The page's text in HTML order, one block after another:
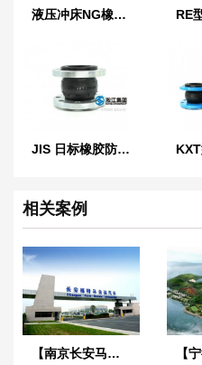
液压冲床NG橡胶软连接
JIS 日标橡胶防震接头
相关案例
【南京长安马自达工厂】橡胶接头合同